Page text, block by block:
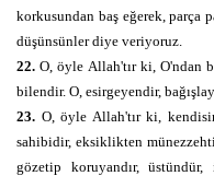
korkusundan baş eğerek, parça
düşünsünler diye veriyoruz.
22.O, öyle Allah'tır ki, O'ndan
bilendir. O, esirgeyendir,
23. O, öyle Allah'tır ki,
sahibidir, eksiklikten
gözetip koruyandır,